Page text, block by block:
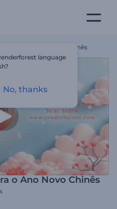
Para O Ano Novo Chinês
o Ano Novo Chinês
language
No, thanks